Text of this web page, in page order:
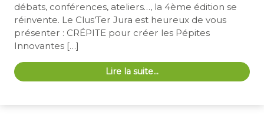
débats, conférences, ateliers…, la 4ème édition se
réinvente. Le Clus’Ter Jura est heureux de vous
présenter : CRÉPITE pour créer les Pépites
Innovantes […]
Lire la suite…